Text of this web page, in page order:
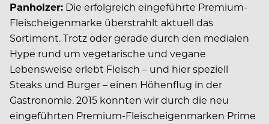
Panholzer: Die erfolgreich eingeführte Premium-
Fleischeigenmarke überstrahlt aktuell das
Sortiment. Trotz oder gerade durch den medialen
Hype rund um vegetarische und vegane
Lebensweise erlebt Fleisch – und hier speziell
Steaks und Burger – einen Höhenflug in der
Gastronomie. 2015 konnten wir durch die neu
eingeführten Premium-Fleischeigenmarken Prime